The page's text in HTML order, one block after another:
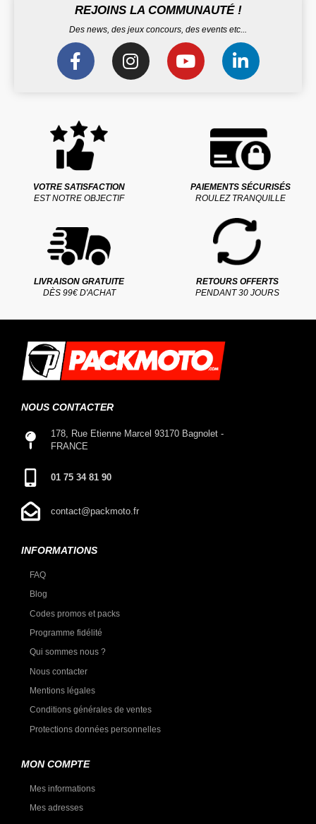
REJOINS LA COMMUNAUTÉ !
Des news, des jeux concours, des events etc...
VOTRE SATISFACTION
EST NOTRE OBJECTIF
PAIEMENTS SÉCURISÉS
ROULEZ TRANQUILLE
LIVRAISON GRATUITE
DÈS 99€ D'ACHAT
RETOURS OFFERTS
PENDANT 30 JOURS
NOUS CONTACTER
178, Rue Etienne Marcel 93170 Bagnolet -
FRANCE
01 75 34 81 90
contact@packmoto.fr
INFORMATIONS
FAQ
Blog
Codes promos et packs
Programme fidélité
Qui sommes nous ?
Nous contacter
Mentions légales
Conditions générales de ventes
Protections données personnelles
MON COMPTE
Mes informations
Mes adresses